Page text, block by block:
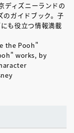
ディズニーランドの
のガイドブック。子
も役立つ情報満載
the Pooh"
works, by